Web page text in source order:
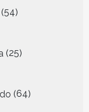
54
producten
25
producten
64
producten